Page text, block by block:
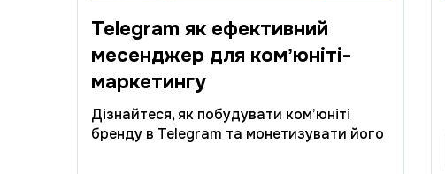
Telegram як ефективний
месенджер для комʼюніті-
маркетингу
Дізнайтеся, як побудувати ком’юніті
бренду в Telegram та монетизувати його